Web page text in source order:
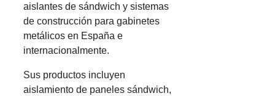
aislantes de sándwich y sistemas
de construcción para gabinetes
metálicos en España e
internacionalmente.
Sus productos incluyen
aislamiento de paneles sándwich,